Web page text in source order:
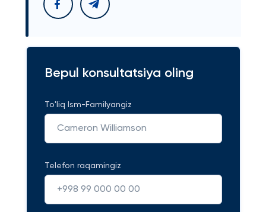
Bepul konsultatsiya oling
To'liq Ism-Familyangiz
Telefon raqamingiz